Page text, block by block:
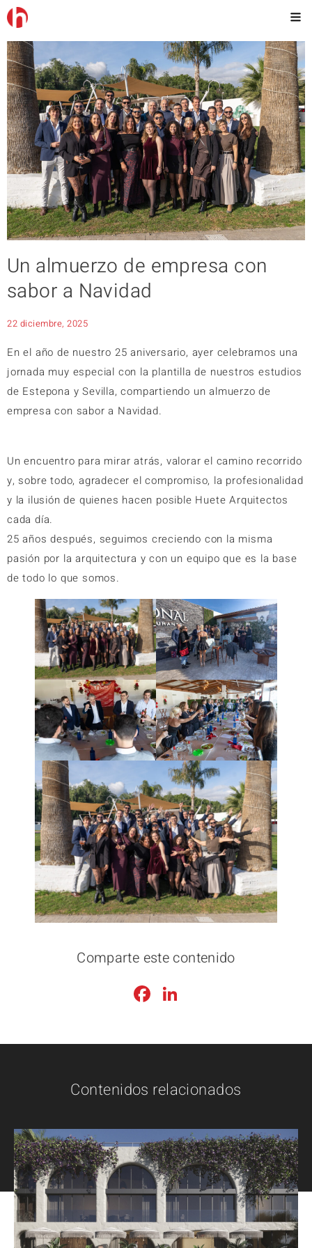
Un almuerzo de empresa con
sabor a Navidad
22 diciembre, 2025
En el año de nuestro 25 aniversario, ayer celebramos una
jornada muy especial con la plantilla de nuestros estudios
de Estepona y Sevilla, compartiendo un almuerzo de
empresa con sabor a Navidad.
Un encuentro para mirar atrás, valorar el camino recorrido
y, sobre todo, agradecer el compromiso, la profesionalidad
y la ilusión de quienes hacen posible Huete Arquitectos
cada día.
25 años después, seguimos creciendo con la misma
pasión por la arquitectura y con un equipo que es la base
de todo lo que somos.
Comparte este contenido
Facebook
Contenidos relacionados